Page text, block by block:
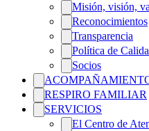
Misión, visión,
Reconocimientos
Transparencia
Política de
Socios
RESPIRO FAMILIAR
SERVICIOS
El Centro de